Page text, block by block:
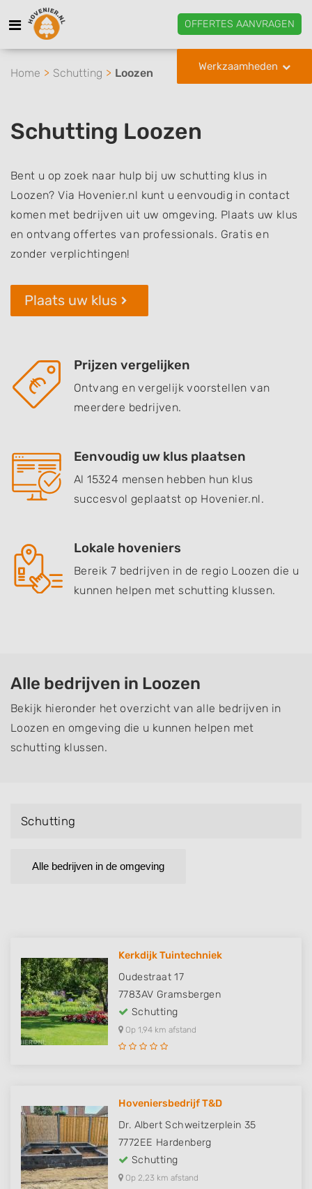
OFFERTES AANVRAGEN
Werkzaamheden
Home Schutting Loozen
Schutting Loozen
Bent u op zoek naar hulp bij uw schutting klus in
Loozen? Via Hovenier.nl kunt u eenvoudig in contact
komen met bedrijven uit uw omgeving. Plaats uw klus
en ontvang offertes van professionals. Gratis en
zonder verplichtingen!
Plaats uw klus
Prijzen vergelijken
Ontvang en vergelijk voorstellen van
meerdere bedrijven.
Eenvoudig uw klus plaatsen
Al 15324 mensen hebben hun klus
succesvol geplaatst op Hovenier.nl.
Lokale hoveniers
Bereik 7 bedrijven in de regio Loozen die u
kunnen helpen met schutting klussen.
Alle bedrijven in Loozen
Bekijk hieronder het overzicht van alle bedrijven in
Loozen en omgeving die u kunnen helpen met
schutting klussen.
Schutting
Alle bedrijven in de omgeving
Kerkdijk Tuintechniek
Oudestraat 17
7783AV Gramsbergen
Schutting
Op 1,94 km afstand
Hoveniersbedrijf T&D
Dr. Albert Schweitzerplein 35
7772EE Hardenberg
Schutting
Op 2,23 km afstand